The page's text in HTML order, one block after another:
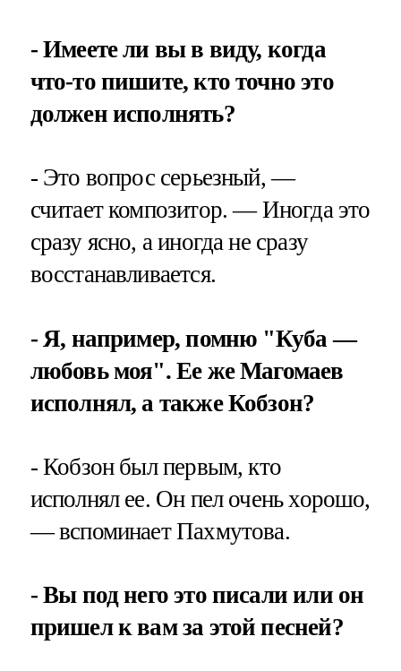
- Имеете ли вы в виду, когда
что-то пишите, кто точно это
должен исполнять?
- Это вопрос серьезный, —
считает композитор. — Иногда это
сразу ясно, а иногда не сразу
восстанавливается.
- Я, например, помню "Куба —
любовь моя". Ее же Магомаев
исполнял, а также Кобзон?
- Кобзон был первым, кто
исполнял ее. Он пел очень хорошо,
— вспоминает Пахмутова.
- Вы под него это писали или он
пришел к вам за этой песней?